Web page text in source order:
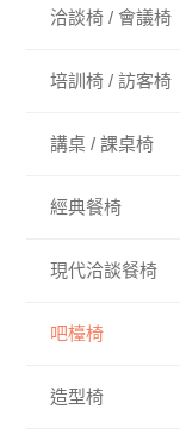
洽談椅 / 會議椅
培訓椅 / 訪客椅
講桌 / 課桌椅
經典餐椅
現代洽談餐椅
吧檯椅
造型椅